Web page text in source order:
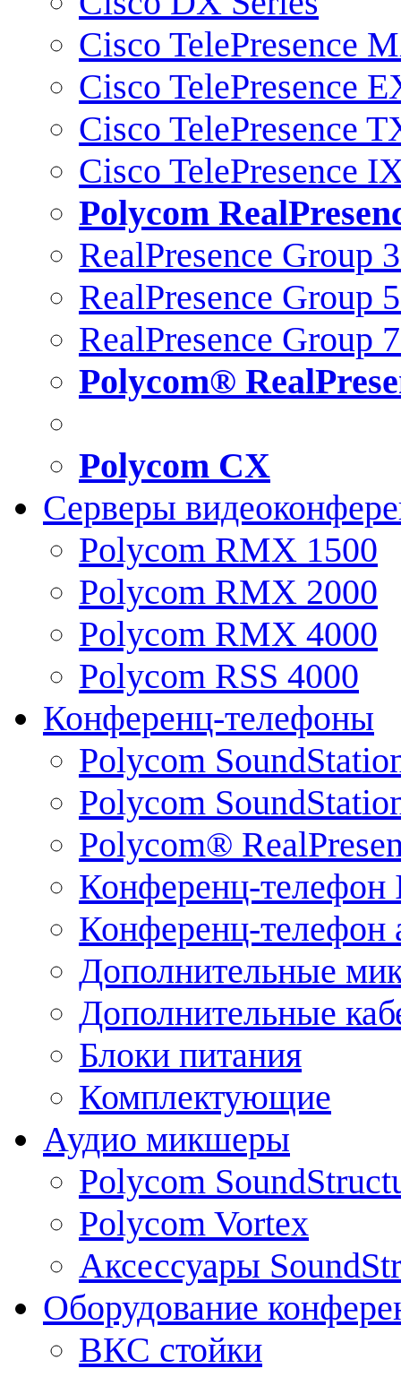
Cisco TelePresence
Cisco TelePresence
Cisco TelePresence
Cisco TelePresence
Polycom
RealPresence Group
RealPresence Group
RealPresence Group
Polycom®
Polycom CX
Серверы
Polycom RMX 1500
Polycom RMX 2000
Polycom RMX 4000
Polycom RSS 4000
Конференц-телефоны
Polycom
Polycom
Polycom®
Конференц-телефон
Конференц-телефон
Дополнительные
Дополнительные
Блоки питания
Комплектующие
Аудио микшеры
Polycom
Polycom Vortex
Аксессуары
Оборудование
ВКС стойки